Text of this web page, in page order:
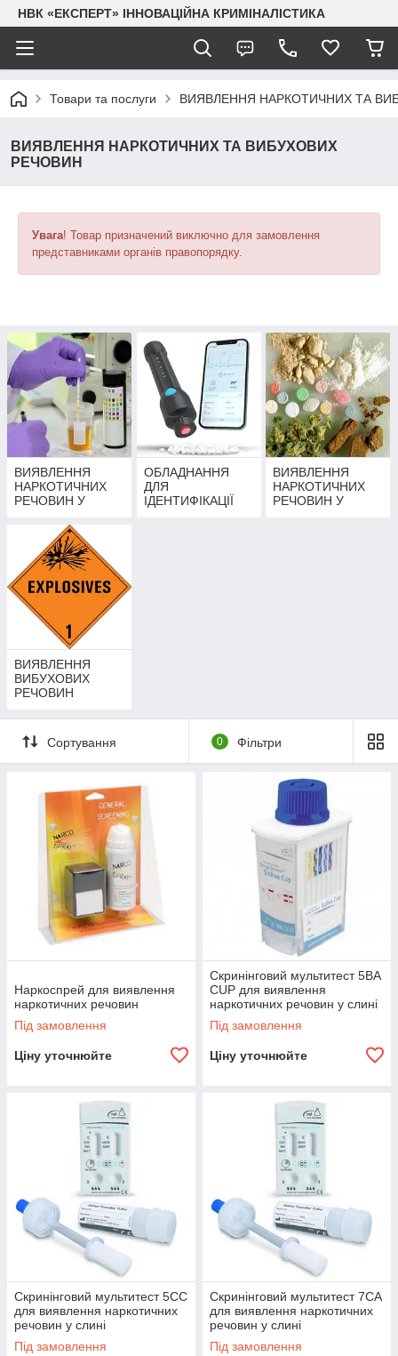
НВК «ЕКСПЕРТ» ІННОВАЦІЙНА КРИМІНАЛІСТИКА
Товари та послуги ВИЯВЛЕННЯ НАРКОТИЧНИХ ТА
ВИЯВЛЕННЯ НАРКОТИЧНИХ ТА ВИБУХОВИХ
РЕЧОВИН
Увага! Товар призначений виключно для замовлення
представниками органів правопорядку.
ВИЯВЛЕННЯ
НАРКОТИЧНИХ
РЕЧОВИН У
РІДИНАХ
ОБЛАДНАННЯ
ДЛЯ
ІДЕНТИФІКАЦІЇ
ВИЯВЛЕННЯ
НАРКОТИЧНИХ
РЕЧОВИН У
ВИЯВЛЕННЯ
ВИБУХОВИХ
РЕЧОВИН
Сортування 0 Фільтри
Наркоспрей для виявлення
наркотичних речовин
Під замовлення
Ціну уточнюйте
Скринінговий мультитест 5BA
CUP для виявлення
наркотичних речовин у слині
Під замовлення
Ціну уточнюйте
Скринінговий мультитест 5CC
для виявлення наркотичних
речовин у слині
Під замовлення
Скринінговий мультитест 7CA
для виявлення наркотичних
речовин у слині
Під замовлення